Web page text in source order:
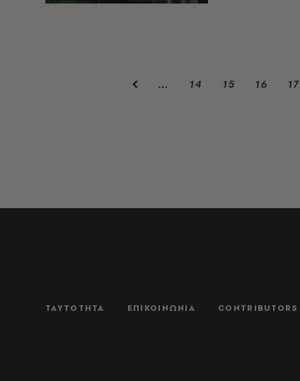
… 14 15 16 17
ΤΑΥΤΟΤΗΤΑ ΕΠΙΚΟΙΝΩΝΙΑ CONTRIBUTORS